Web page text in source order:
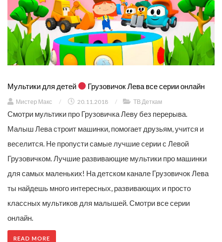
Мультики для детей Грузовичок Лева все серии онлайн
Мистер Макс / 20.11.2018 / ТВ Деткам
Смотри мультики про Грузовичка Леву без перерыва.
Малыш Лева строит машинки, помогает друзьям, учится и
веселится. Не пропусти самые лучшие серии с Левой
Грузовичком. Лучшие развивающие мультики про машинки
для самых маленьких! На детском канале Грузовичок Лева
ты найдешь много интересных, развивающих и просто
классных мультиков для малышей. Смотри все серии
онлайн.
READ MORE